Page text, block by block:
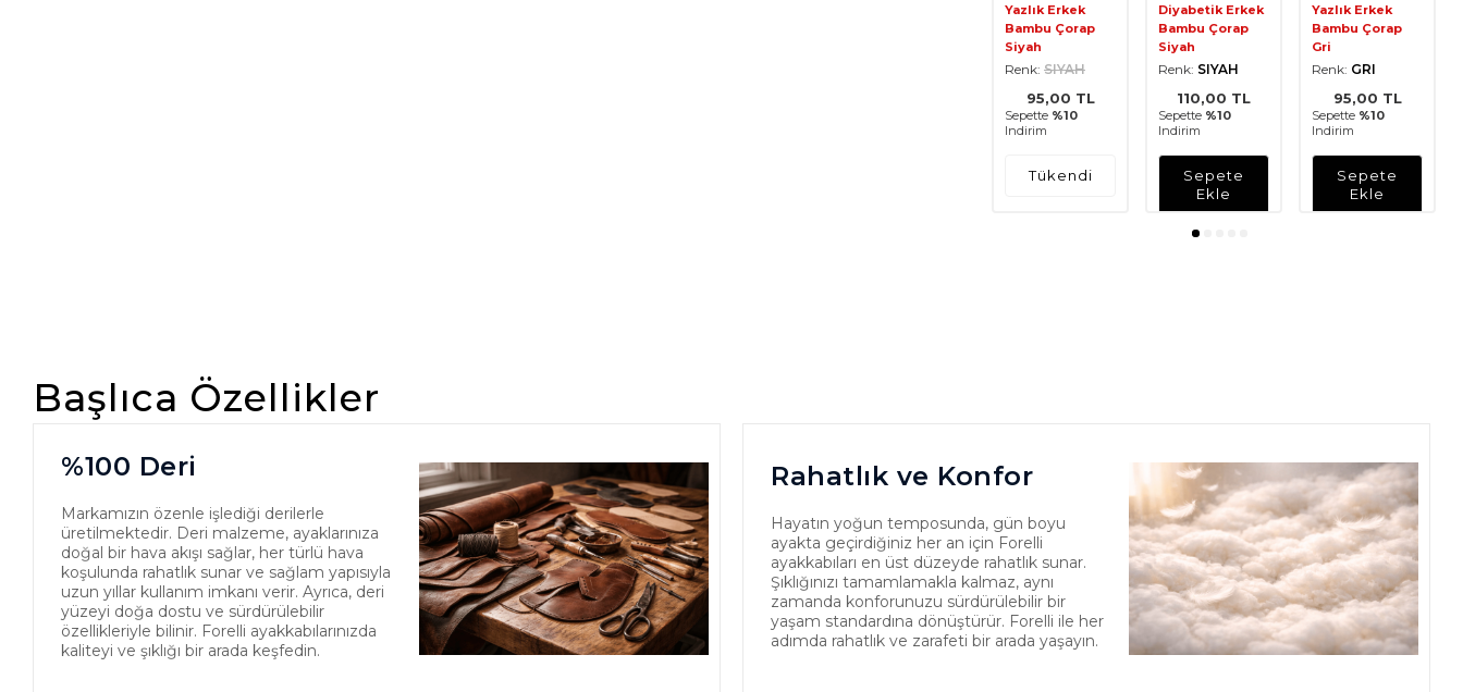
Yazlık Erkek
Bambu Çorap
Siyah
Renk: SIYAH
95,00 TL
Sepette %10
Indirim
Tükendi
Diyabetik Erkek
Bambu Çorap
Siyah
Renk: SIYAH
110,00 TL
Sepette %10
Indirim
Sepete
Ekle
Yazlık Erkek
Bambu Çorap
Gri
Renk: GRI
95,00 TL
Sepette %10
Indirim
Sepete
Ekle
Başlıca Özellikler
%100 Deri
Markamızın özenle işlediği derilerle
üretilmektedir. Deri malzeme, ayaklarınıza
doğal bir hava akışı sağlar, her türlü hava
koşulunda rahatlık sunar ve sağlam yapısıyla
uzun yıllar kullanım imkanı verir. Ayrıca, deri
yüzeyi doğa dostu ve sürdürülebilir
özellikleriyle bilinir. Forelli ayakkabılarınızda
kaliteyi ve şıklığı bir arada keşfedin.
Rahatlık ve Konfor
Hayatın yoğun temposunda, gün boyu
ayakta geçirdiğiniz her an için Forelli
ayakkabıları en üst düzeyde rahatlık sunar.
Şıklığınızı tamamlamakla kalmaz, aynı
zamanda konforunuzu sürdürülebilir bir
yaşam standardına dönüştürür. Forelli ile her
adımda rahatlık ve zarafeti bir arada yaşayın.